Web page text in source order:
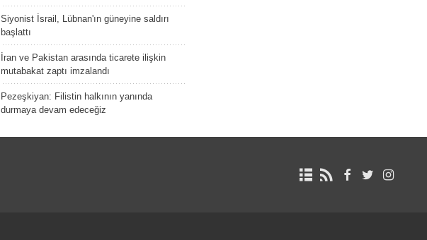
Siyonist İsrail, Lübnan'ın güneyine saldırı
başlattı
İran ve Pakistan arasında ticarete ilişkin
mutabakat zaptı imzalandı
Pezeşkiyan: Filistin halkının yanında
durmaya devam edeceğiz